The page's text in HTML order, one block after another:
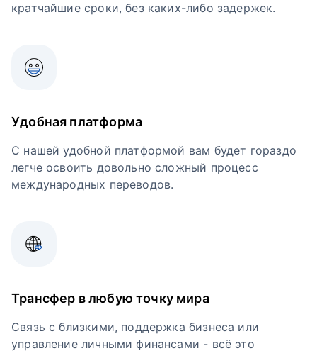
кратчайшие сроки, без каких-либо задержек.
Удобная платформа
С нашей удобной платформой вам будет гораздо
легче освоить довольно сложный процесс
международных переводов.
Трансфер в любую точку мира
Связь с близкими, поддержка бизнеса или
управление личными финансами - всё это